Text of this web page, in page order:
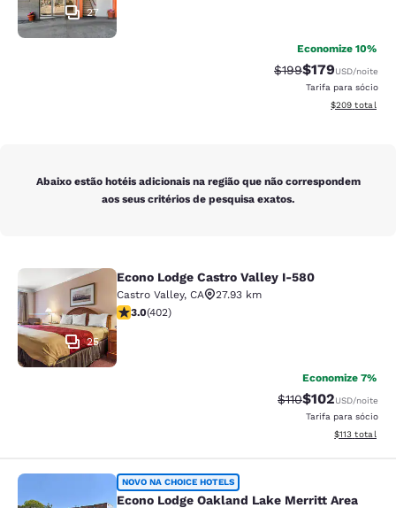
27
Economize 10%
Tarifa anterior
$199Tarifa com
$179USD/noite
Tarifa para sócio
Exibir
$209 total
Abaixo estão hotéis adicionais na região que não correspondem
aos seus critérios de pesquisa exatos.
Econo Lodge Castro Valley I-580
25
Econo Lodge Castro Valley I-580
Castro Valley, CA
27.93 km
classificação 3.05 estrelas. Razoável. 402 avaliações
3.0(402)
Economize 7%
Tarifa anterior
$110Tarifa com
$102USD/noite
Tarifa para sócio
Exibir
$113 total
Econo Lodge Oakland Lake Merritt
NOVO NA CHOICE HOTELS
Econo Lodge Oakland Lake Merritt Area